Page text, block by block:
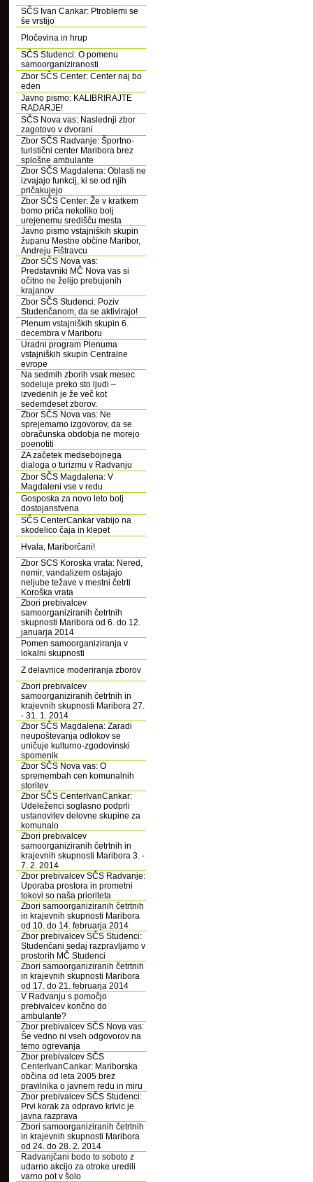
SČS Ivan Cankar: Ptroblemi se
še vrstijo
Pločevina in hrup
SČS Studenci: O pomenu
samoorganiziranosti
Zbor SČS Center: Center naj bo
eden
Javno pismo: KALIBRIRAJTE
RADARJE!
SČS Nova vas: Naslednji zbor
zagotovo v dvorani
Zbor SČS Radvanje: Športno-
turistični center Maribora brez
splošne ambulante
Zbor SČS Magdalena: Oblasti ne
izvajajo funkcij, ki se od njih
pričakujejo
Zbor SČS Center: Že v kratkem
bomo priča nekoliko bolj
urejenemu središču mesta
Javno pismo vstajniških skupin
županu Mestne občine Maribor,
Andreju Fištravcu
Zbor SČS Nova vas:
Predstavniki MČ Nova vas si
očitno ne želijo prebujenih
krajanov
Zbor SČS Studenci: Poziv
Studenčanom, da se aktivirajo!
Plenum vstajniških skupin 6.
decembra v Mariboru
Uradni program Plenuma
vstajniških skupin Centralne
evrope
Na sedmih zborih vsak mesec
sodeluje preko sto ljudi –
izvedenih je že več kot
sedemdeset zborov.
Zbor SČS Nova vas: Ne
sprejemamo izgovorov, da se
obračunska obdobja ne morejo
poenotiti
ZA začetek medsebojnega
dialoga o turizmu v Radvanju
Zbor SČS Magdalena: V
Magdaleni vse v redu
Gosposka za novo leto bolj
dostojanstvena
SČS CenterCankar vabijo na
skodelico čaja in klepet
Hvala, Mariborčani!
Zbor SCS Koroska vrata: Nered,
nemir, vandalizem ostajajo
neljube težave v mestni četrti
Koroška vrata
Zbori prebivalcev
samoorganiziranih četrtnih
skupnosti Maribora od 6. do 12.
januarja 2014
Pomen samoorganiziranja v
lokalni skupnosti
Z delavnice moderiranja zborov
Zbori prebivalcev
samoorganiziranih četrtnih in
krajevnih skupnosti Maribora 27.
- 31. 1. 2014
Zbor SČS Magdalena: Zaradi
neupoštevanja odlokov se
uničuje kulturno-zgodovinski
spomenik
Zbor SČS Nova vas: O
spremembah cen komunalnih
storitev
Zbor SČS CenterIvanCankar:
Udeleženci soglasno podprli
ustanovitev delovne skupine za
komunalo
Zbori prebivalcev
samoorganiziranih četrtnih in
krajevnih skupnosti Maribora 3. -
7. 2. 2014
Zbor prebivalcev SČS Radvanje:
Uporaba prostora in prometni
tokovi so naša prioriteta
Zbori samoorganiziranih četrtnih
in krajevnih skupnosti Maribora
od 10. do 14. februarja 2014
Zbor prebivalcev SČS Studenci:
Studenčani sedaj razpravljamo v
prostorih MČ Studenci
Zbori samoorganiziranih četrtnih
in krajevnih skupnosti Maribora
od 17. do 21. februarja 2014
V Radvanju s pomočjo
prebivalcev končno do
ambulante?
Zbor prebivalcev SČS Nova vas:
Še vedno ni vseh odgovorov na
temo ogrevanja
Zbor prebivalcev SČS
CenterIvanCankar: Mariborska
občina od leta 2005 brez
pravilnika o javnem redu in miru
Zbor prebivalcev SČS Studenci:
Prvi korak za odpravo krivic je
javna razprava
Zbori samoorganiziranih četrtnih
in krajevnih skupnosti Maribora
od 24. do 28. 2. 2014
Radvanjčani bodo to soboto z
udarno akcijo za otroke uredili
varno pot v šolo